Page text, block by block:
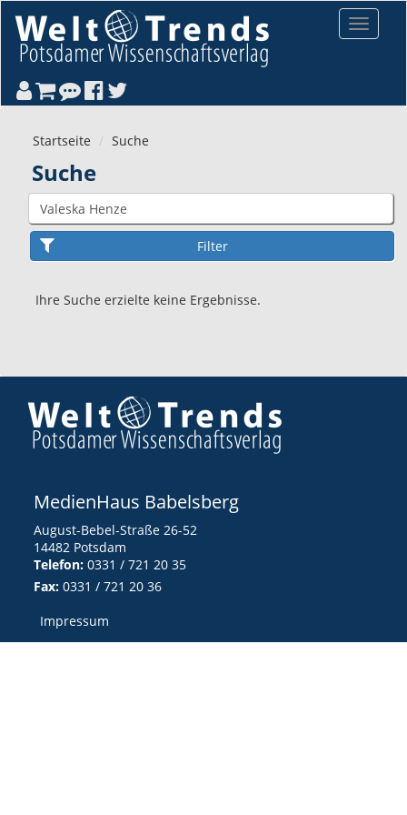
Toggle
Startseite Suche
Suche
Ihre Suche erzielte keine Ergebnisse.
MedienHaus Babelsberg
August-Bebel-Straße 26-52
14482 Potsdam
Telefon: 0331 / 721 20 35
Fax: 0331 / 721 20 36
Impressum